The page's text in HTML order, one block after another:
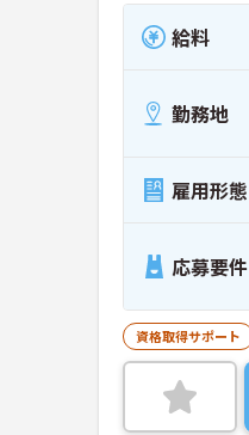
給料
勤務地
雇用形態
応募要件
資格取得サポート